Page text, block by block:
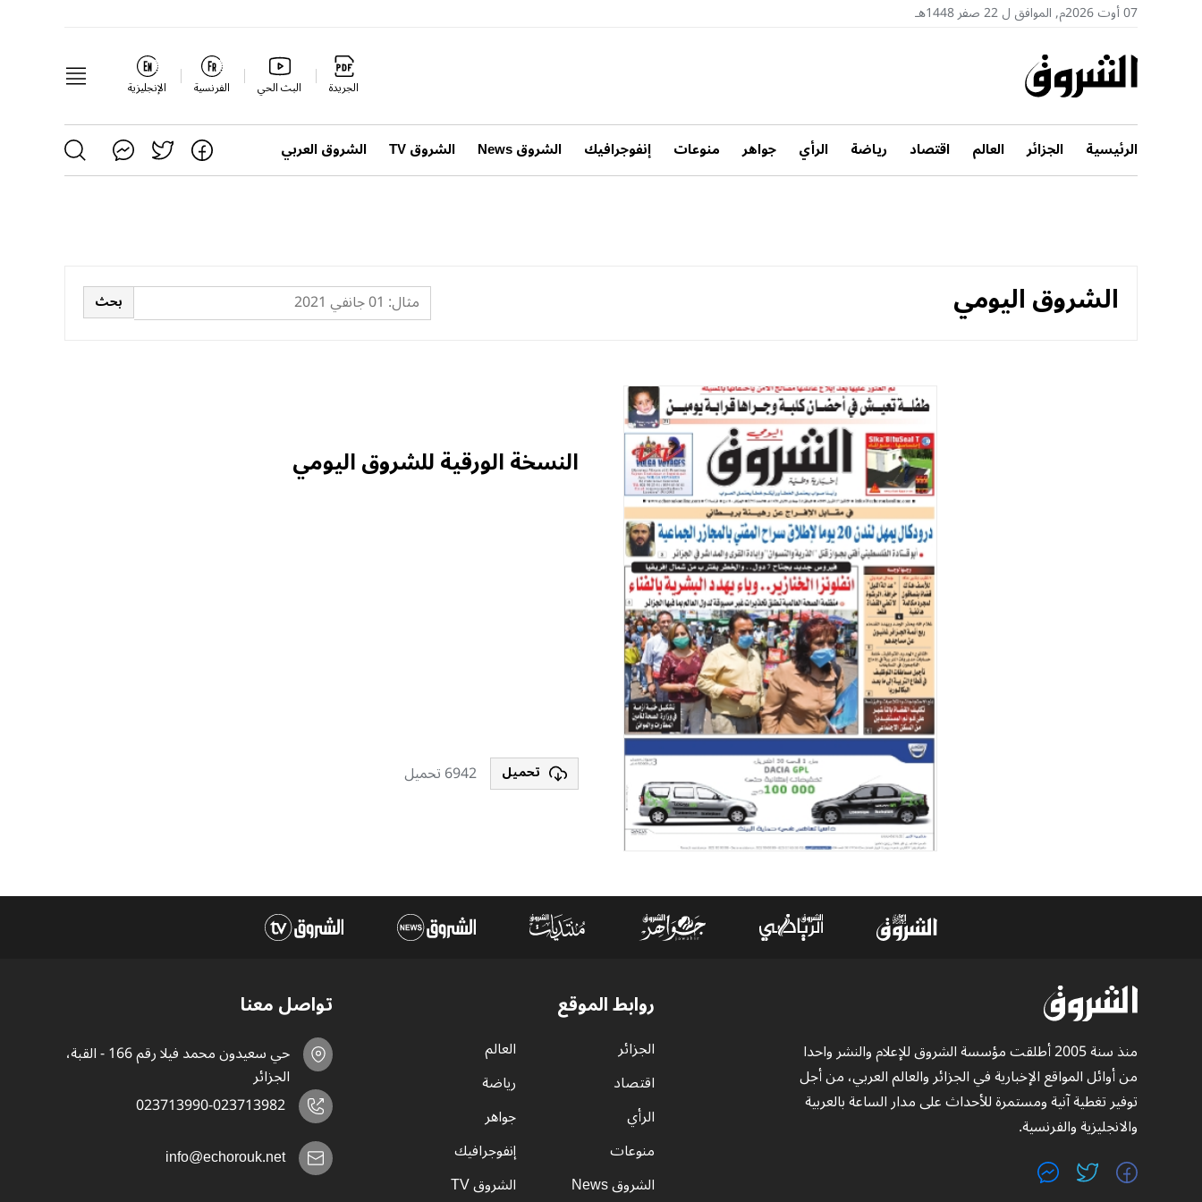
07 أوت 2026م, الموافق ل 22 صفر 1448هـ
الجريدة البث الحي الفرنسية الإنجليزية
الرئيسية الجزائر العالم اقتصاد رياضة الرأي جواهر منوعات إنفوجرافيك الشروق News الشروق TV الشروق العربي
الشروق اليومي
النسخة الورقية للشروق اليومي
تحميل 6942 تحميل
منذ سنة 2005 أطلقت مؤسسة الشروق للإعلام والنشر واحدا
من أوائل المواقع الإخبارية في الجزائر والعالم العربي، من أجل
توفير تغطية آنية ومستمرة للأحداث على مدار الساعة بالعربية
والانجليزية والفرنسية.
روابط الموقع
الجزائر
العالم
اقتصاد
رياضة
الرأي
جواهر
منوعات
إنفوجرافيك
الشروق News
الشروق TV
تواصل معنا
حي سعيدون محمد فيلا رقم 166 - القبة،
الجزائر
023713990-023713982
info@echorouk.net